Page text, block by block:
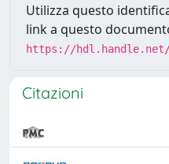
Utilizza questo
link a questo
https://hdl.handle.net/
Citazioni